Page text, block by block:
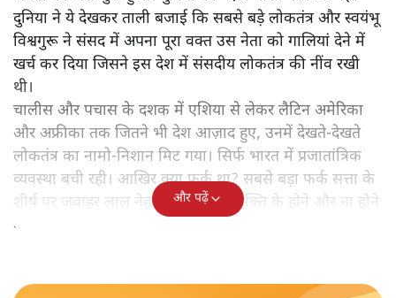
आखिर मोदी संसद में अपनी 11 साल की उपलब्धियों के बारे में कुछ
कहते तो क्या कहते? क्या वक्त बीतने के साथ ही नरेंद्र मोदी नेहरू के
सामने खुद को और ज्यादा निहत्था और असहाय नहीं पाएंगे?
गणतंत्र की स्थापना यानी संविधान लागू किये जाने की हीरक
विश्वगुरू ने संसद में अपना पूरा वक्त उस नेता को गालियां देने में